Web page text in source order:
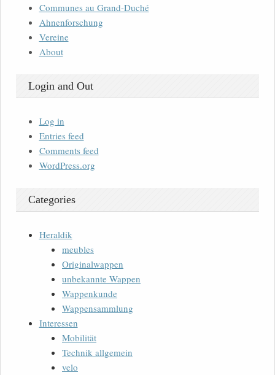
Communes au Grand-Duché
Ahnenforschung
Vereine
About
Login and Out
Log in
Entries feed
Comments feed
WordPress.org
Categories
Heraldik
meubles
Originalwappen
unbekannte Wappen
Wappenkunde
Wappensammlung
Interessen
Mobilität
Technik allgemein
velo